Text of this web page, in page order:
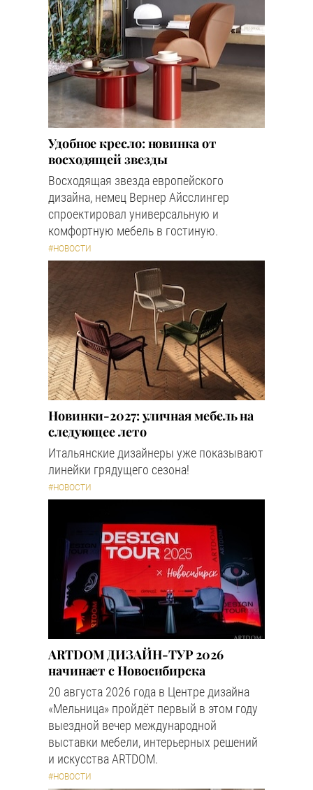
Удобное кресло: новинка от
восходящей звезды
Восходящая звезда европейского
дизайна, немец Вернер Айсслингер
спроектировал универсальную и
комфортную мебель в гостиную.
#НОВОСТИ
Новинки-2027: уличная мебель на
следующее лето
Итальянские дизайнеры уже показывают
линейки грядущего сезона!
#НОВОСТИ
ARTDOM ДИЗАЙН-ТУР 2026
начинает с Новосибирска
20 августа 2026 года в Центре дизайна
«Мельница» пройдёт первый в этом году
выездной вечер международной
выставки мебели, интерьерных решений
и искусства ARTDOM.
#НОВОСТИ